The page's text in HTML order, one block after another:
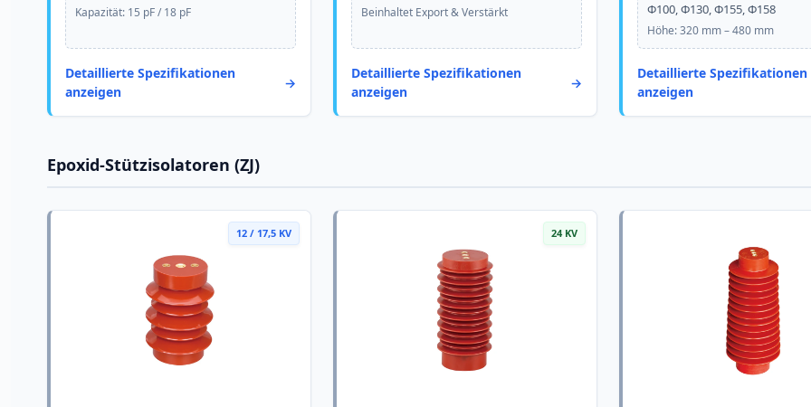
Kapazität: 15 pF / 18 pF
Detaillierte Spezifikationen
anzeigen
Beinhaltet Export & Verstärkt
Detaillierte Spezifikationen
anzeigen
Φ100, Φ130, Φ155, Φ158
Höhe: 320 mm – 480 mm
Detaillierte Spezifikationen
anzeigen
Epoxid-Stützisolatoren (ZJ)
12 / 17,5 KV 24 KV